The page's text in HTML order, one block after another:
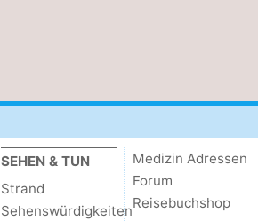
SEHEN & TUN
Strand
Sehenswürdigkeiten
Medizin Adressen
Forum
Reisebuchshop